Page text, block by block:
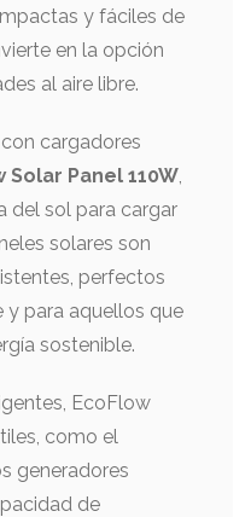
y fáciles de
en la opción
al aire libre.
cargadores
Solar Panel 110W,
del sol para cargar
solares son
perfectos
y para aquellos que
sostenible.
EcoFlow
como el
generadores
de